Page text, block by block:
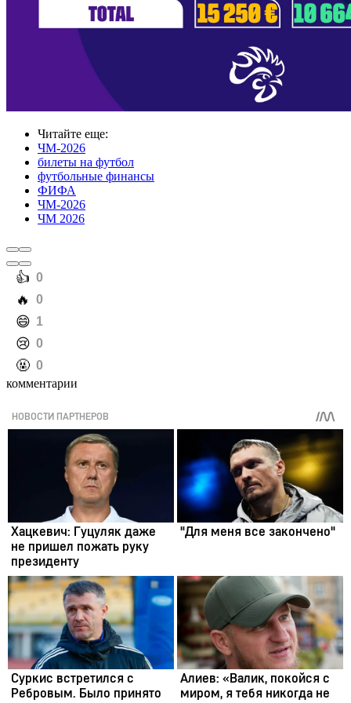
Читайте еще:
ЧМ-2026
билеты на футбол
футбольные финансы
ФИФА
ЧМ-2026
ЧМ 2026
️👍 0
️🔥 0
️😄 1
️😢 0
️🤬 0
комментарии